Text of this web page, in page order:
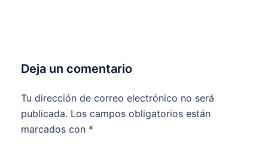
Deja un comentario
Tu dirección de correo electrónico no será
publicada. Los campos obligatorios están
marcados con *